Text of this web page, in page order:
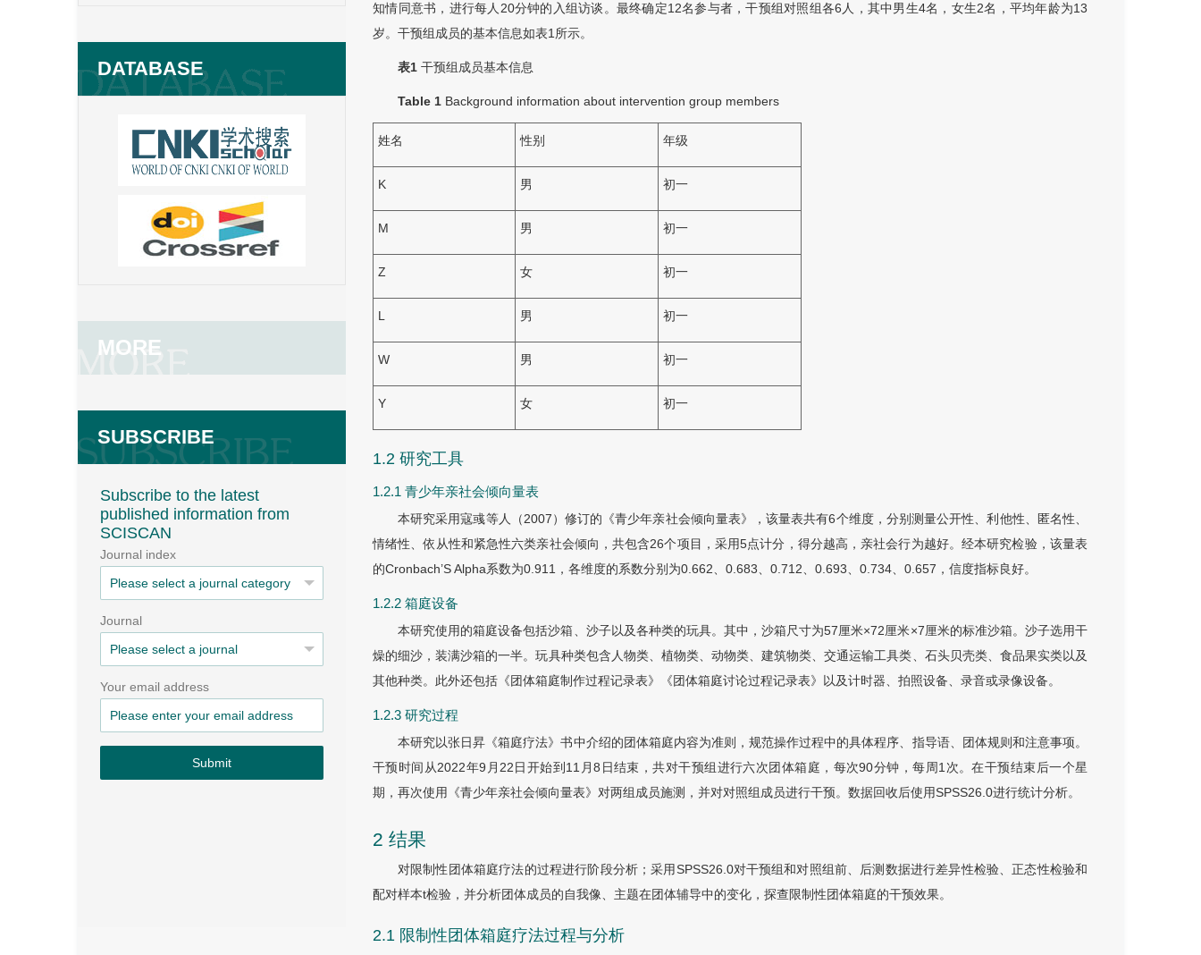
DATABASE
MORE
SUBSCRIBE
Subscribe to the latest
published information from
SCISCAN
Journal index
Journal
Your email address
Submit
知情同意书，进行每人20分钟的入组访谈。最终确定12名参与者，干预组对照组各6人，其中男生4名，女生2名，平均年龄为13
岁。干预组成员的基本信息如表1所示。
表1 干预组成员基本信息
Table 1 Background information about intervention group members
姓名 性别 年级
K 男 初一
M 男 初一
Z 女 初一
L 男 初一
W 男 初一
Y 女 初一
1.2 研究工具
1.2.1 青少年亲社会倾向量表
本研究采用寇彧等人（2007）修订的《青少年亲社会倾向量表》，该量表共有6个维度，分别测量公开性、利他性、匿名性、
情绪性、依从性和紧急性六类亲社会倾向，共包含26个项目，采用5点计分，得分越高，亲社会行为越好。经本研究检验，该量表
的Cronbach’S Alpha系数为0.911，各维度的系数分别为0.662、0.683、0.712、0.693、0.734、0.657，信度指标良好。
1.2.2 箱庭设备
本研究使用的箱庭设备包括沙箱、沙子以及各种类的玩具。其中，沙箱尺寸为57厘米×72厘米×7厘米的标准沙箱。沙子选用干
燥的细沙，装满沙箱的一半。玩具种类包含人物类、植物类、动物类、建筑物类、交通运输工具类、石头贝壳类、食品果实类以及
其他种类。此外还包括《团体箱庭制作过程记录表》《团体箱庭讨论过程记录表》以及计时器、拍照设备、录音或录像设备。
1.2.3 研究过程
本研究以张日昇《箱庭疗法》书中介绍的团体箱庭内容为准则，规范操作过程中的具体程序、指导语、团体规则和注意事项。
干预时间从2022年9月22日开始到11月8日结束，共对干预组进行六次团体箱庭，每次90分钟，每周1次。在干预结束后一个星
期，再次使用《青少年亲社会倾向量表》对两组成员施测，并对对照组成员进行干预。数据回收后使用SPSS26.0进行统计分析。
2 结果
对限制性团体箱庭疗法的过程进行阶段分析；采用SPSS26.0对干预组和对照组前、后测数据进行差异性检验、正态性检验和
配对样本t检验，并分析团体成员的自我像、主题在团体辅导中的变化，探查限制性团体箱庭的干预效果。
2.1 限制性团体箱庭疗法过程与分析